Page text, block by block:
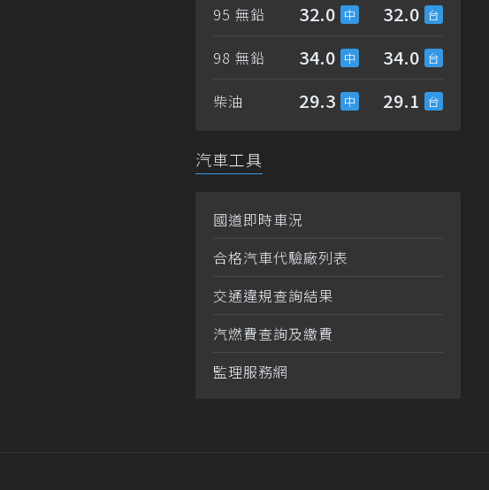
95 無鉛 32.0 32.0
98 無鉛 34.0 34.0
柴油 29.3 29.1
汽車工具
國道即時車況
合格汽車代驗廠列表
交通違規查詢結果
汽燃費查詢及繳費
監理服務網